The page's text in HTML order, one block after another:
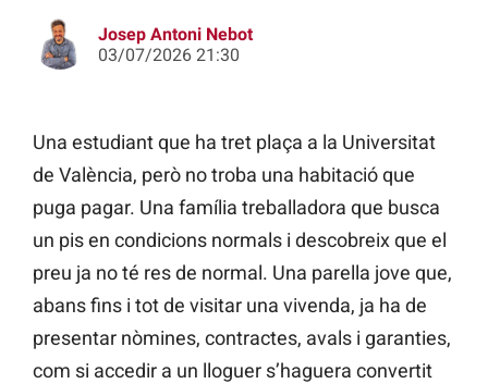
Josep Antoni Nebot
03/07/2026 21:30
Una estudiant que ha tret plaça a la Universitat
de València, però no troba una habitació que
puga pagar. Una família treballadora que busca
un pis en condicions normals i descobreix que el
preu ja no té res de normal. Una parella jove que,
abans fins i tot de visitar una vivenda, ja ha de
presentar nòmines, contractes, avals i garanties,
com si accedir a un lloguer s’haguera convertit